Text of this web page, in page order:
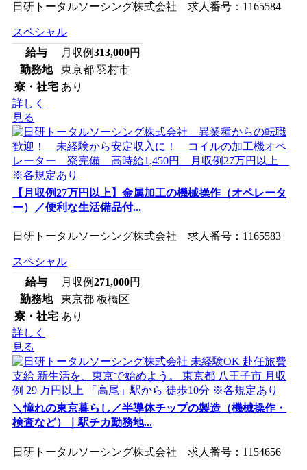
日研トータルソーシング株式会社 求人番号：1165584
スペシャル
給与
月収例313,000円
勤務地
東京都 羽村市
寮・社宅 あり
詳しく
見る
【月収例27万円以上】金属加工の機械操作（オペレータ
ー）／便利な生活備品付...
日研トータルソーシング株式会社 求人番号：1165583
スペシャル
給与
月収例271,000円
勤務地
東京都 板橋区
寮・社宅 あり
詳しく
見る
＼憧れの東京暮らし／半導体チップの製造（機械操作・
検査など）｜駅チカ勤務地...
日研トータルソーシング株式会社 求人番号：1154656